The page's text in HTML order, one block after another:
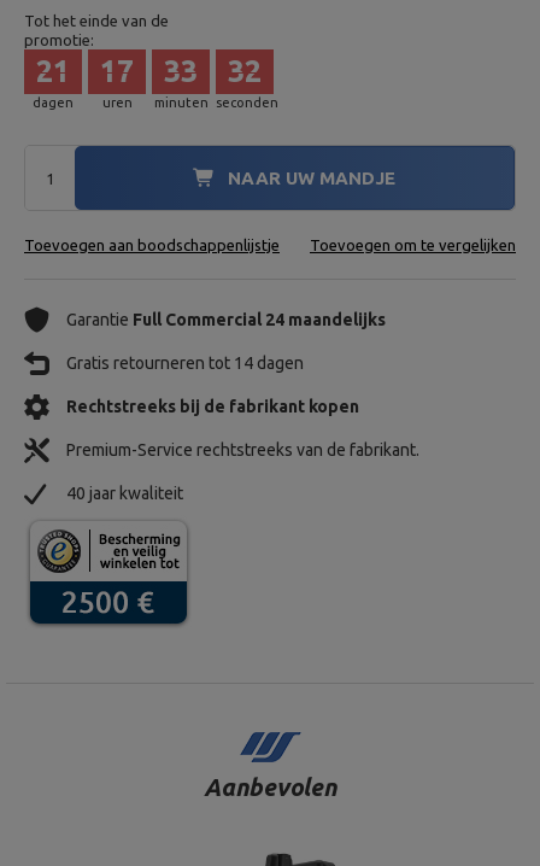
Tot het einde van de
promotie:
dagen
21
uren
17
minuten
33
seconden
30
NAAR UW MANDJE
Toevoegen aan boodschappenlijstje Toevoegen om te vergelijken
Garantie Full Commercial 24 maandelijks
Gratis retourneren tot 14 dagen
Rechtstreeks bij de fabrikant kopen
Premium-Service rechtstreeks van de fabrikant.
40 jaar kwaliteit
Aanbevolen